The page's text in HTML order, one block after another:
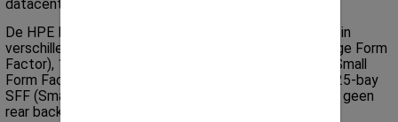
datacenters van vandaag.
De HPE ProLiant DL380P Gen8-server is beschikbaar in
verschillende configuraties, waaronder 8-bay LFF (Large Form
Factor), 12-bay LFF (Large Form Factor), 8-bay SFF (Small
Form Factor), 16-bay SFF (Small Form Factor), en de 25-bay
SFF (Small Form Factor). Er zijn voor de DL380P Gen8 geen
rear backplane uitbreidingen mogelijk.